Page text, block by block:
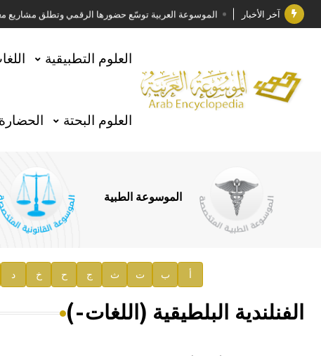
آخر الأخبار الموسوعة العربية توسّع حضورها الرقمي وتطلق مشاريع
جائزة مجمع الملك سلمان العالمي للغة العربية 2025
الأستاذ إياد خالد الطباع مدير عام لهيئة الموسوعة العربية
السيد محمد ياسين صالح وزيرا للثقافة
توصيات مجلس الإدارة
صدور المجلد السابع من موسوعة الآثار في سورية
إعلان..
هيئة الموسوعة العربية تطلق موسوعات جديدة في عام 2026
العلوم التطبيقية
العلوم البحتة
الموسوعة الطبية
أ ب ت ث ج ح خ د
الفنلندية البلطيقية (اللغات-)